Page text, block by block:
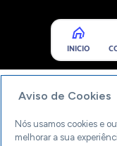
INICIO
Aviso de Cookies
Nós usamos cookies e
melhorar a sua